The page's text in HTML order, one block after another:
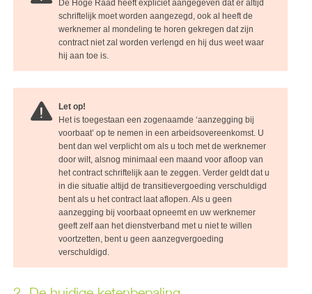
De Hoge Raad heeft expliciet aangegeven dat er altijd
schriftelijk moet worden aangezegd, ook al heeft de
werknemer al mondeling te horen gekregen dat zijn
contract niet zal worden verlengd en hij dus weet waar
hij aan toe is.
Let op!
Het is toegestaan een zogenaamde ‘aanzegging bij
voorbaat’ op te nemen in een arbeidsovereenkomst. U
bent dan wel verplicht om als u toch met de werknemer
door wilt, alsnog minimaal een maand voor afloop van
het contract schriftelijk aan te zeggen. Verder geldt dat u
in die situatie altijd de transitievergoeding verschuldigd
bent als u het contract laat aflopen. Als u geen
aanzegging bij voorbaat opneemt en uw werknemer
geeft zelf aan het dienstverband met u niet te willen
voortzetten, bent u geen aanzegvergoeding
verschuldigd.